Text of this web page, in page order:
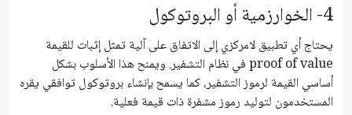
4- الخوارزمية أو البروتوكول
يحتاج أي تطبيق لامركزي إلى الاتفاق على آلية تمثل إثبات للقيمة
proof of value في نظام التشفير. ويمنح هذا الأسلوب بشكل
أساسي القيمة لرموز التشفير، كما يسمح بإنشاء بروتوكول توافقي يقره
المستخدمون لتوليد رموز مشفرة ذات قيمة فعلية.